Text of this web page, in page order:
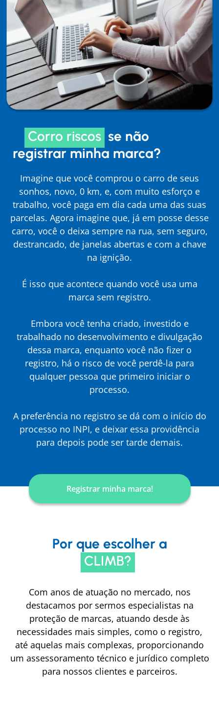
Corro riscos se não
registrar minha marca?
Imagine que você comprou o carro de seus
sonhos, novo, 0 km, e, com muito esforço e
trabalho, você paga em dia cada uma das suas
parcelas. Agora imagine que, já em posse desse
carro, você o deixa sempre na rua, sem seguro,
destrancado, de janelas abertas e com a chave
na ignição.
É isso que acontece quando você usa uma
marca sem registro.
Embora você tenha criado, investido e
trabalhado no desenvolvimento e divulgação
dessa marca, enquanto você não fizer o
registro, há o risco de você perdê-la para
qualquer pessoa que primeiro iniciar o
processo.
A preferência no registro se dá com o início do
processo no INPI, e deixar essa providência
para depois pode ser tarde demais.
Registrar minha marca!
Por que escolher a
CLIMB?
Com anos de atuação no mercado, nos
destacamos por sermos especialistas na
proteção de marcas, atuando desde às
necessidades mais simples, como o registro,
até aquelas mais complexas, proporcionando
um assessoramento técnico e jurídico completo
para nossos clientes e parceiros.